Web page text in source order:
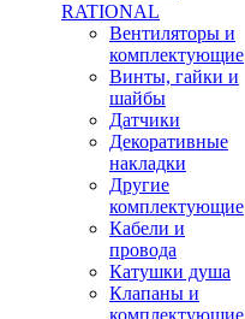
RATIONAL
Вентиляторы и
комплектующие
Винты, гайки и
шайбы
Датчики
Декоративные
накладки
Другие
комплектующие
Кабели и
провода
Катушки душа
Клапаны и
комплектующие